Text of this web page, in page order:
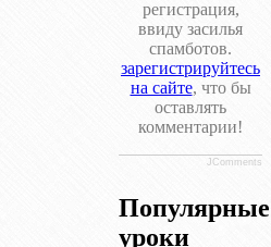
регистрация,
ввиду засилья
спамботов.
зарегистрируйтесь
на сайте, что бы
оставлять
комментарии!
JComments
Популярные
уроки